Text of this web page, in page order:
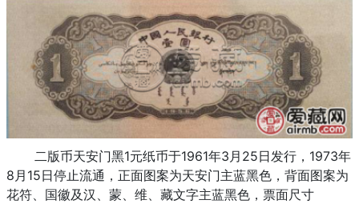
二版币天安门黑1元纸币于1961年3月25日发行，1973年
8月15日停止流通，正面图案为天安门主蓝黑色，背面图案为
花符、国徽及汉、蒙、维、藏文字主蓝黑色，票面尺寸